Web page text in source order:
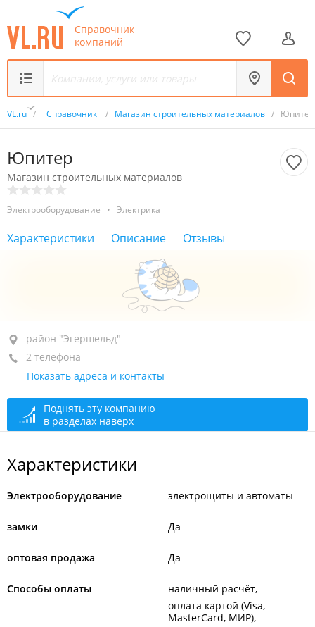
Справочник
компаний
VL.ru / Справочник / Магазин строительных материалов / Юпитер
Юпитер
Магазин строительных материалов
Электрооборудование • Электрика
Характеристики Описание Отзывы
район "Эгершельд", ул. Крыгина, 23
ТЦ "Эгершельд", пав. 6
+7 (423) 208-26-69
+7 (423) 276-49-94
открыто: 09:30–18:00
район "Эгершельд"
2 телефона
Показать адреса и контакты
Поднять эту компанию
в разделах наверх
Характеристики
Электрооборудование электрощиты и автоматы
замки Да
оптовая продажа Да
Способы оплаты
наличный расчёт
оплата картой (Visa,
MasterCard, МИР)